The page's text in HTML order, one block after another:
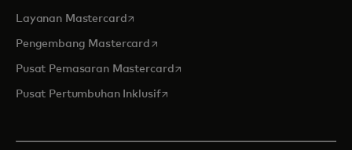
Layanan Mastercardopens in a new tab
Pengembang Mastercard opens in a new tab
Pusat Pemasaran Mastercardopens in a new tab
Pusat Pertumbuhan Inklusifopens in a new tab